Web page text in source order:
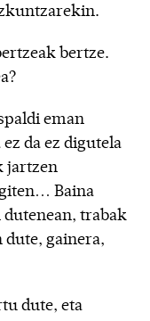
bertze.
eman
da ez digutela
jartzen
Baina
trabak
gainera,
dute, eta